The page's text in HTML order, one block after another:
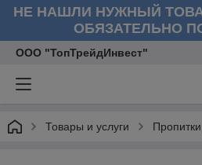
НЕ НАШЛИ НУЖНЫЙ
ОБЯЗАТЕЛЬНО
ООО "ТопТрейдИнвест"
Товары и услуги